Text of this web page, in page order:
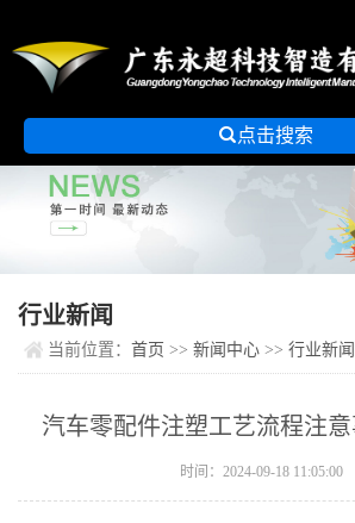
 点击搜索
行业新闻
当前位置：首页 >>新闻中心 >>行业新闻
汽车零配件注塑工艺流程注
时间：2024-09-18 11:05:00